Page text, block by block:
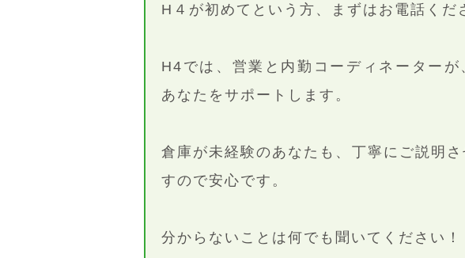
H４が初めてという方、まずはお電話くだ
H4では、営業と内勤コーディネーターが
あなたをサポートします。
倉庫が未経験のあなたも、丁寧にご説明さ
すので安心です。
分からないことは何でも聞いてください！